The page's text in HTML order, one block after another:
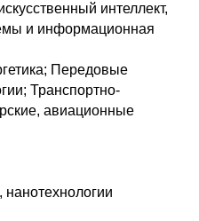
интеллект,
и информационная
Передовые
Транспортно-
авиационные